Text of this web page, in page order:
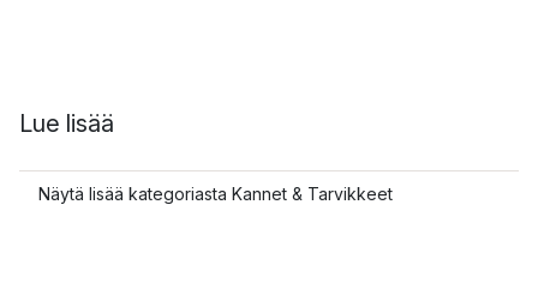
Lue lisää
Näytä lisää kategoriasta Kannet & Tarvikkeet